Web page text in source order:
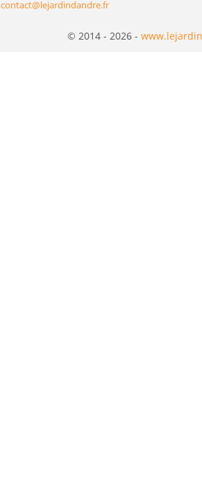
contact@lejardindandre.fr
© 2014 - 2026 -